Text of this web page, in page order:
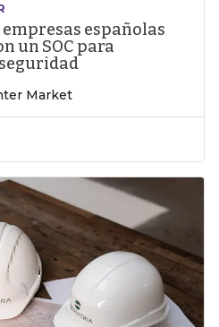
españolas
un SOC para
Market